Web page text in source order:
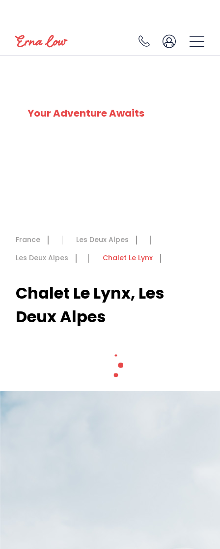
Your Adventure Awaits
France
Les Deux Alpes
Les Deux Alpes
Chalet Le Lynx
Chalet Le Lynx, Les
Deux Alpes